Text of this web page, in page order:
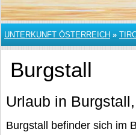
UNTERKUNFT ÖSTERREICH »
Burgstall
Urlaub in
Burgstall befinder sich im